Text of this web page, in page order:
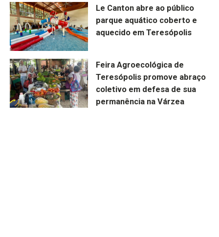
Le Canton abre ao público
parque aquático coberto e
aquecido em Teresópolis
Feira Agroecológica de
Teresópolis promove abraço
coletivo em defesa de sua
permanência na Várzea